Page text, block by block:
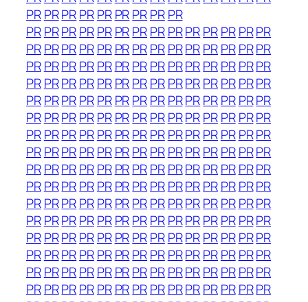
PRPRPRPRPR PRPRPRPR
PRPRPRPRPR PRPRPRPRPRPRPR PRPR
PRPRPRPRPR PRPRPRPRPRPRPR PRPR
PRPRPRPRPR PRPRPRPRPRPRPR PRPR
PRPRPRPRPR PRPRPRPRPRPRPR PRPR
PRPRPRPRPR PRPRPRPRPRPRPR PRPR
PRPRPRPRPR PRPRPRPRPRPRPR PRPR
PRPRPRPRPR PRPRPRPRPRPRPR PRPR
PRPRPRPRPR PRPRPRPRPRPRPR PRPR
PRPRPRPRPR PRPRPRPRPRPRPR PRPR
PRPRPRPRPR PRPRPRPRPRPRPR PRPR
PRPRPRPRPR PRPRPRPRPRPRPR PRPR
PRPRPRPRPR PRPRPRPRPRPRPR PRPR
PRPRPRPRPR PRPRPRPRPRPRPR PRPR
PRPRPRPRPR PRPRPRPRPRPRPR PRPR
PRPRPRPRPR PRPRPRPRPRPRPR PRPR
PRPRPRPRPR PRPRPRPRPRPRPR PRPR